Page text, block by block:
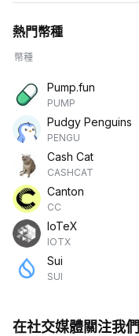
熱門幣種
幣種
Pump.fun
PUMP
Pudgy Penguins
PENGU
Cash Cat
CASHCAT
Canton
CC
IoTeX
IOTX
Sui
SUI
在社交媒體關注我們